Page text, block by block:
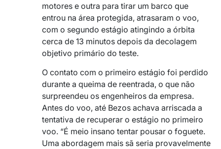
motores e outra para tirar um barco que
entrou na área protegida, atrasaram o voo,
com o segundo estágio atingindo a órbita
cerca de 13 minutos depois da decolagem
objetivo primário do teste.
O contato com o primeiro estágio foi perdido
durante a queima de reentrada, o que não
surpreendeu os engenheiros da empresa.
Antes do voo, até Bezos achava arriscada a
tentativa de recuperar o estágio no primeiro
voo. “É meio insano tentar pousar o foguete.
Uma abordagem mais sã seria provavelmente